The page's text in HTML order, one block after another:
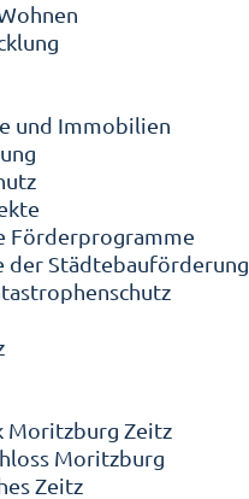
und Immobilien
Förderprogramme
der Städtebauförderung
Moritzburg Zeitz
Moritzburg
Zeitz